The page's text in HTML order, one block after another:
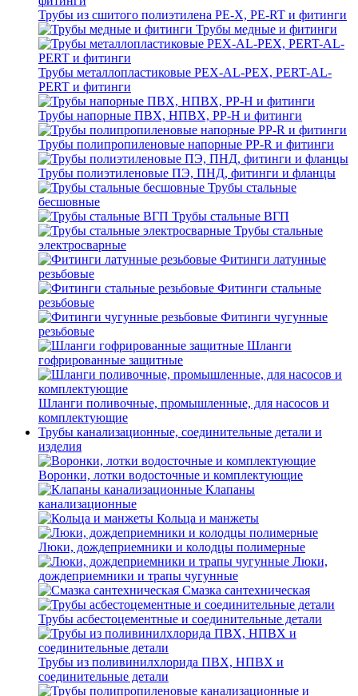
Трубы из сшитого полиэтилена PE-X, PE-RT и фитинги
Трубы медные и фитинги
Трубы металлопластиковые PEX-AL-PEX, PERT-AL-
PERT и фитинги
Трубы напорные ПВХ, НПВХ, PP-H и фитинги
Трубы полипропиленовые напорные PP-R и фитинги
Трубы полиэтиленовые ПЭ, ПНД, фитинги и фланцы
Трубы стальные
бесшовные
Трубы стальные ВГП
Трубы стальные
электросварные
Фитинги латунные
резьбовые
Фитинги стальные
резьбовые
Фитинги чугунные
резьбовые
Шланги
гофрированные защитные
Шланги поливочные, промышленные, для насосов и
комплектующие
Трубы канализационные, соединительные детали и
изделия
Воронки, лотки водосточные и комплектующие
Клапаны
канализационные
Кольца и манжеты
Люки, дождеприемники и колодцы полимерные
Люки,
дождеприемники и трапы чугунные
Смазка сантехническая
Трубы асбестоцементные и соединительные детали
Трубы из поливинилхлорида ПВХ, НПВХ и
соединительные детали